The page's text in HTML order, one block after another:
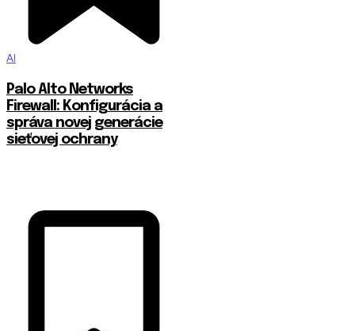
AI
Palo Alto Networks
Firewall: Konfigurácia a
správa novej generácie
sieťovej ochrany